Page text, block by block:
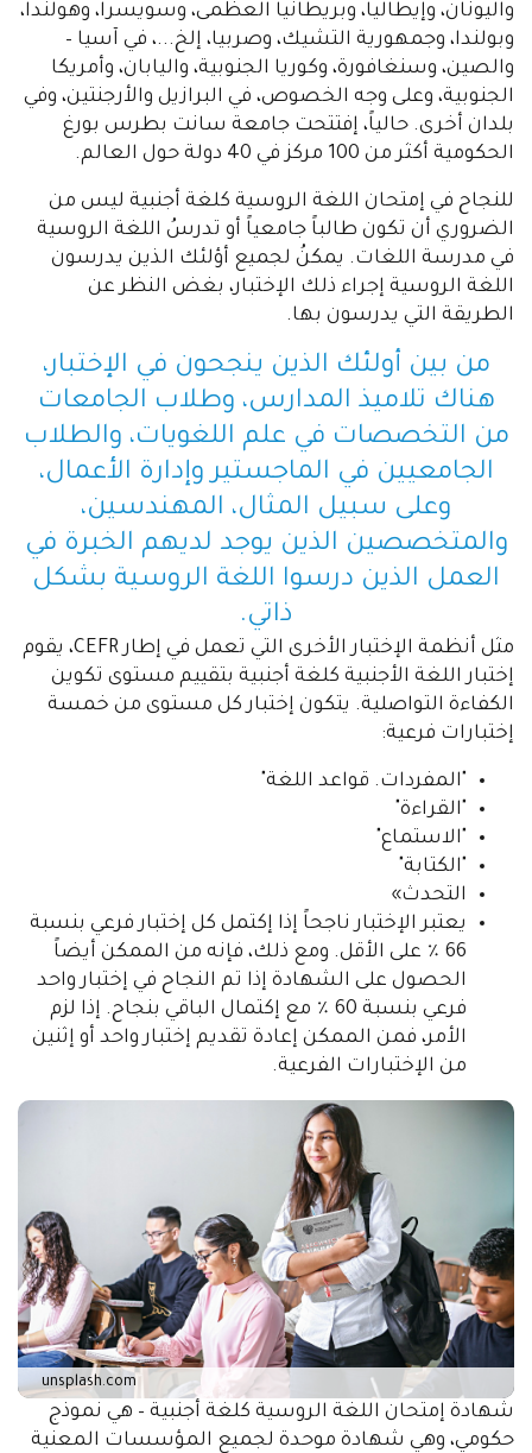
واليونان، وإيطاليا، وبريطانيا العظمى، وسويسرا، وهولندا،
وبولندا، وجمهورية التشيك، وصربيا، إلخ...، في آسيا –
والصين، وسنغافورة، وكوريا الجنوبية، واليابان، وأمريكا
الجنوبية، وعلى وجه الخصوص، في البرازيل والأرجنتين، وفي
بلدان أخرى. حالياً، إفتتحت جامعة سانت بطرس بورغ
الحكومية أكثر من 100 مركز في 40 دولة حول العالم.
للنجاح في إمتحان اللغة الروسية كلغة أجنبية ليس من
الضروري أن تكون طالباً جامعياً أو تدرسُ اللغة الروسية
في مدرسة اللغات. يمكنُ لجميع أؤلئك الذين يدرسون
اللغة الروسية إجراء ذلك الإختبار، بغض النظر عن
الطريقة التي يدرسون بها.
من بين أولئك الذين ينجحون في الإختبار،
هناك تلاميذ المدارس، وطلاب الجامعات
من التخصصات في علم اللغويات، والطلاب
الجامعيين في الماجستير وإدارة الأعمال،
وعلى سبيل المثال، المهندسين،
والمتخصصين الذين يوجد لديهم الخبرة في
العمل الذين درسوا اللغة الروسية بشكل
ذاتي.
مثل أنظمة الإختبار الأخرى التي تعمل في إطار CEFR، يقوم
إختبار اللغة الأجنبية كلغة أجنبية بتقييم مستوى تكوين
الكفاءة التواصلية. يتكون إختبار كل مستوى من خمسة
إختبارات فرعية:
"المفردات. قواعد اللغة"
"القراءة"
"الاستماع"
"الكتابة"
التحدث»
يعتبر الإختبار ناجحاً إذا إكتمل كل إختبار فرعي بنسبة
66 ٪ على الأقل. ومع ذلك، فإنه من الممكن أيضاً
الحصول على الشهادة إذا تم النجاح في إختبار واحد
فرعي بنسبة 60 ٪ مع إكتمال الباقي بنجاح. إذا لزم
الأمر، فمن الممكن إعادة تقديم إختبار واحد أو إثنين
من الإختبارات الفرعية.
unsplash.com
شهادة إمتحان اللغة الروسية كلغة أجنبية – هي نموذج
حكومي، وهي شهادة موحدة لجميع المؤسسات المعنية